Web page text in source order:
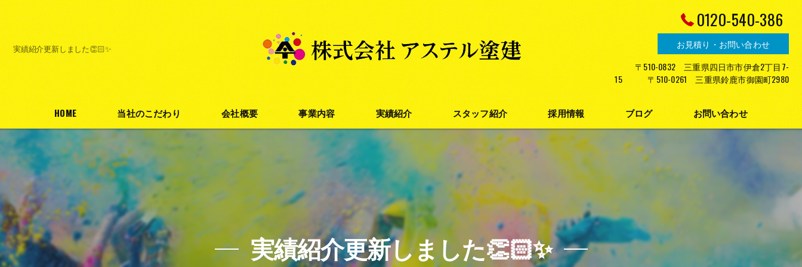
実績紹介更新しました👏🏻✨
0120-540-386
お見積り・お問い合わせ
〒510-0832 三重県四日市市伊倉2丁目7-
15 〒510-0261 三重県鈴鹿市御園町2980
HOME 当社のこだわり 会社概要 事業内容
外壁塗装
防水塗装
実績紹介 スタッフ紹介 採用情報 ブログ お問い合わせ
実績紹介更新しました👏🏻✨